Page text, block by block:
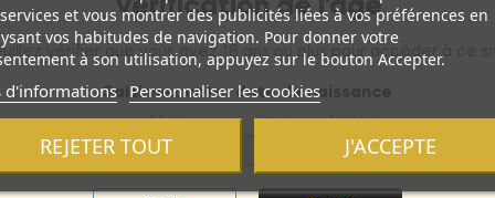
et vous montrer des publicités liées à vos préférences en
vos habitudes de navigation. Pour donner votre
à son utilisation, appuyez sur le bouton Accepter.
d'informations Personnaliser les cookies
REJETER TOUT J'ACCEPTE
Vérification de l'âge
vérifier que vous avez 18 ans ou plus pour accéder à ce
Saisissez votre date de naissance
Mois
Jour Année